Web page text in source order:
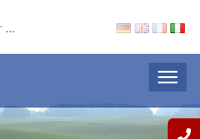
Tecnica per biogas